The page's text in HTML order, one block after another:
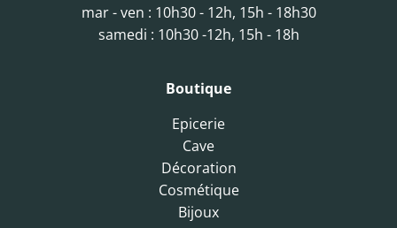
mar - ven : 10h30 - 12h, 15h - 18h30
samedi : 10h30 -12h, 15h - 18h
Boutique
Epicerie
Cave
Décoration
Cosmétique
Bijoux